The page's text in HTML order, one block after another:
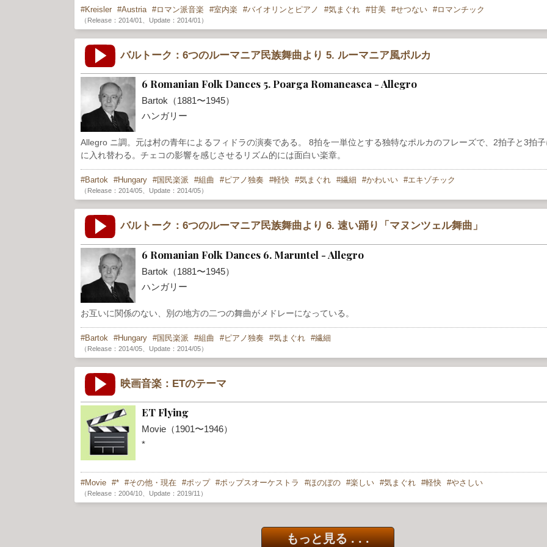
Kreisler Austria ロマン派音楽 室内楽 バイオリンとピアノ 気まぐれ 甘美 せつない ロマンチック
（Release：2014/01、Update：2014/01）
バルトーク：6つのルーマニア民族舞曲より 5. ルーマニア風ポルカ
6 Romanian Folk Dances 5. Poarga Romaneasca - Allegro
Bartok（1881〜1945）
ハンガリー
Allegro ニ調。元は村の青年によるフィドラの演奏である。 8拍を一単位とする独特なポルカのフレーズで、2拍子と3拍
に入れ替わる。チェコの影響を感じさせるリズム的には面白い楽章。
Bartok Hungary 国民楽派 組曲 ピアノ独奏 軽快 気まぐれ 繊細 かわいい エキゾチック
（Release：2014/05、Update：2014/05）
バルトーク：6つのルーマニア民族舞曲より 6. 速い踊り「マヌンツェル舞曲」
6 Romanian Folk Dances 6. Maruntel - Allegro
Bartok（1881〜1945）
ハンガリー
お互いに関係のない、別の地方の二つの舞曲がメドレーになっている。
Bartok Hungary 国民楽派 組曲 ピアノ独奏 気まぐれ 繊細
（Release：2014/05、Update：2014/05）
映画音楽：ETのテーマ
ET Flying
Movie（1901〜1946）
*
Movie * その他・現在 ポップ ポップスオーケストラ ほのぼの 楽しい 気まぐれ 軽快 やさしい
（Release：2004/10、Update：2019/11）
もっと見る . . .